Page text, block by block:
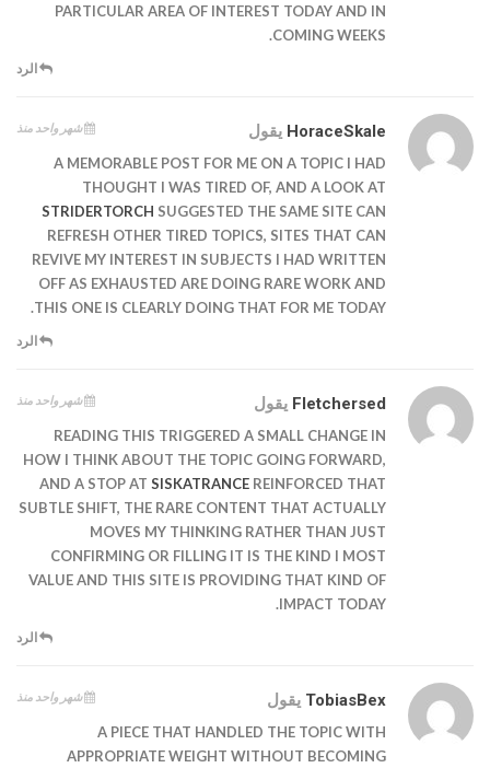
PARTICULAR AREA OF INTEREST TODAY AND IN
COMING WEEKS.
الرد
HoraceSkale يقول شهر واحد منذ
A MEMORABLE POST FOR ME ON A TOPIC I HAD
THOUGHT I WAS TIRED OF, AND A LOOK AT
STRIDERTORCH SUGGESTED THE SAME SITE CAN
REFRESH OTHER TIRED TOPICS, SITES THAT CAN
REVIVE MY INTEREST IN SUBJECTS I HAD WRITTEN
OFF AS EXHAUSTED ARE DOING RARE WORK AND
THIS ONE IS CLEARLY DOING THAT FOR ME TODAY.
الرد
Fletchersed يقول شهر واحد منذ
READING THIS TRIGGERED A SMALL CHANGE IN
HOW I THINK ABOUT THE TOPIC GOING FORWARD,
AND A STOP AT SISKATRANCE REINFORCED THAT
SUBTLE SHIFT, THE RARE CONTENT THAT ACTUALLY
MOVES MY THINKING RATHER THAN JUST
CONFIRMING OR FILLING IT IS THE KIND I MOST
VALUE AND THIS SITE IS PROVIDING THAT KIND OF
IMPACT TODAY.
الرد
TobiasBex يقول شهر واحد منذ
A PIECE THAT HANDLED THE TOPIC WITH
APPROPRIATE WEIGHT WITHOUT BECOMING